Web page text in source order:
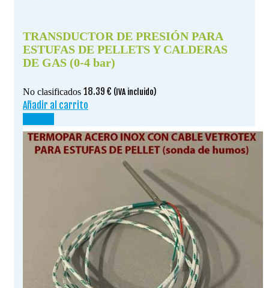
TRANSDUCTOR DE PRESIÓN PARA
ESTUFAS DE PELLETS Y CALDERAS
DE GAS (0-4 bar)
No clasificados 18.39 € (IVA incluido)
Añadir al carrito